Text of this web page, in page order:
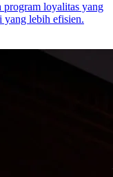
loyalitas yang
yang lebih efisien.